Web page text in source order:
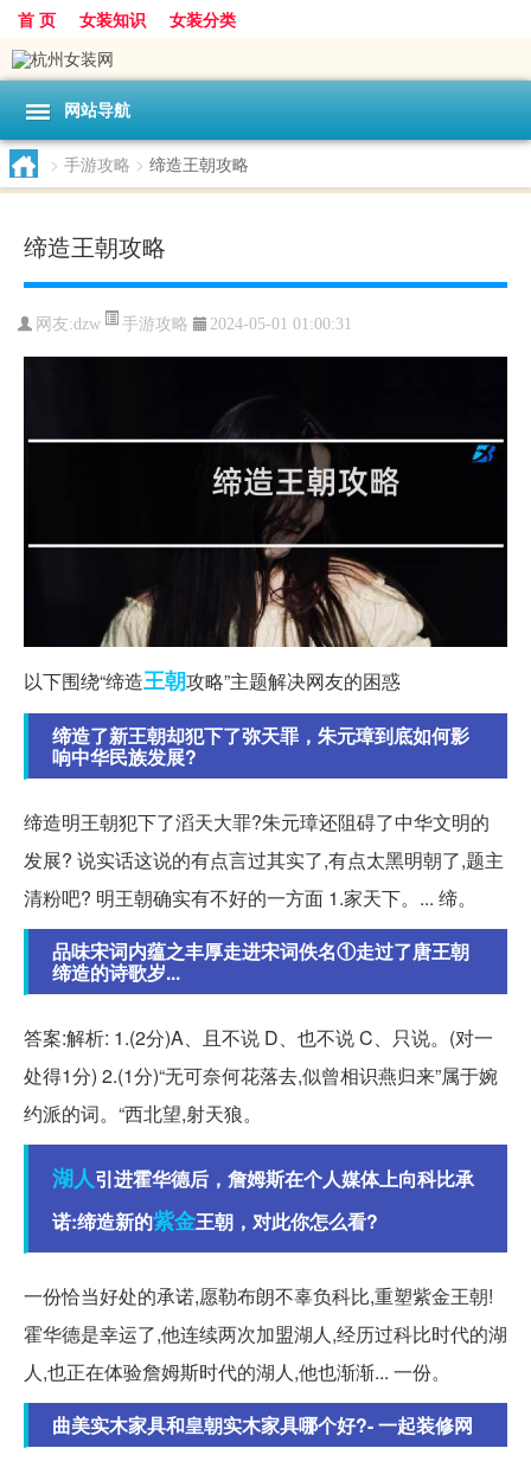
首 页 女装知识 女装分类
网站导航
> 手游攻略 > 缔造王朝攻略
缔造王朝攻略
网友:dzw 手游攻略 2024-05-01 01:00:31
以下围绕“缔造王朝攻略”主题解决网友的困惑
缔造了新王朝却犯下了弥天罪，朱元璋到底如何影
响中华民族发展?
缔造明王朝犯下了滔天大罪?朱元璋还阻碍了中华文明的
发展? 说实话这说的有点言过其实了,有点太黑明朝了,题主
清粉吧? 明王朝确实有不好的一方面 1.家天下。... 缔。
品味宋词内蕴之丰厚走进宋词佚名①走过了唐王朝
缔造的诗歌岁...
答案:解析: 1.(2分)A、且不说 D、也不说 C、只说。(对一
处得1分) 2.(1分)“无可奈何花落去,似曾相识燕归来”属于婉
约派的词。“西北望,射天狼。
湖人引进霍华德后，詹姆斯在个人媒体上向科比承
诺:缔造新的紫金王朝，对此你怎么看?
一份恰当好处的承诺,愿勒布朗不辜负科比,重塑紫金王朝!
霍华德是幸运了,他连续两次加盟湖人,经历过科比时代的湖
人,也正在体验詹姆斯时代的湖人,他也渐渐... 一份。
曲美实木家具和皇朝实木家具哪个好?- 一起装修网